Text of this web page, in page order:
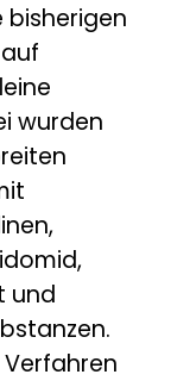
bisherigen
wurden
und